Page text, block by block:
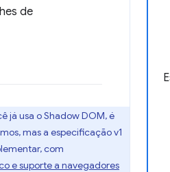
de
já usa o Shadow DOM, é
mas a especificação v1
com
e suporte a navegadores